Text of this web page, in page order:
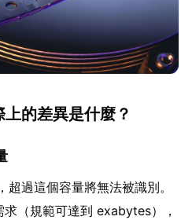
的差異是什麼？
過這個容量將無法被識別。
（規範可達到 exabytes），